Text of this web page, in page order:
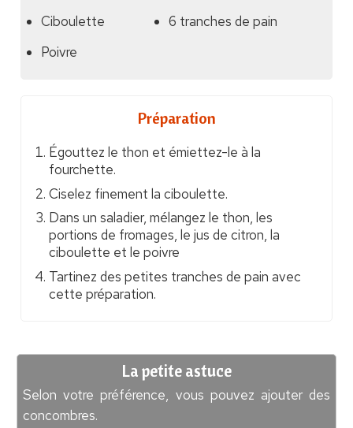
Ciboulette
6 tranches de pain
Poivre
Préparation
Égouttez le thon et émiettez-le à la
fourchette.
Ciselez finement la ciboulette.
Dans un saladier, mélangez le thon, les
portions de fromages, le jus de citron, la
ciboulette et le poivre
Tartinez des petites tranches de pain avec
cette préparation.
La petite astuce
Selon votre préférence, vous pouvez ajouter des
concombres.